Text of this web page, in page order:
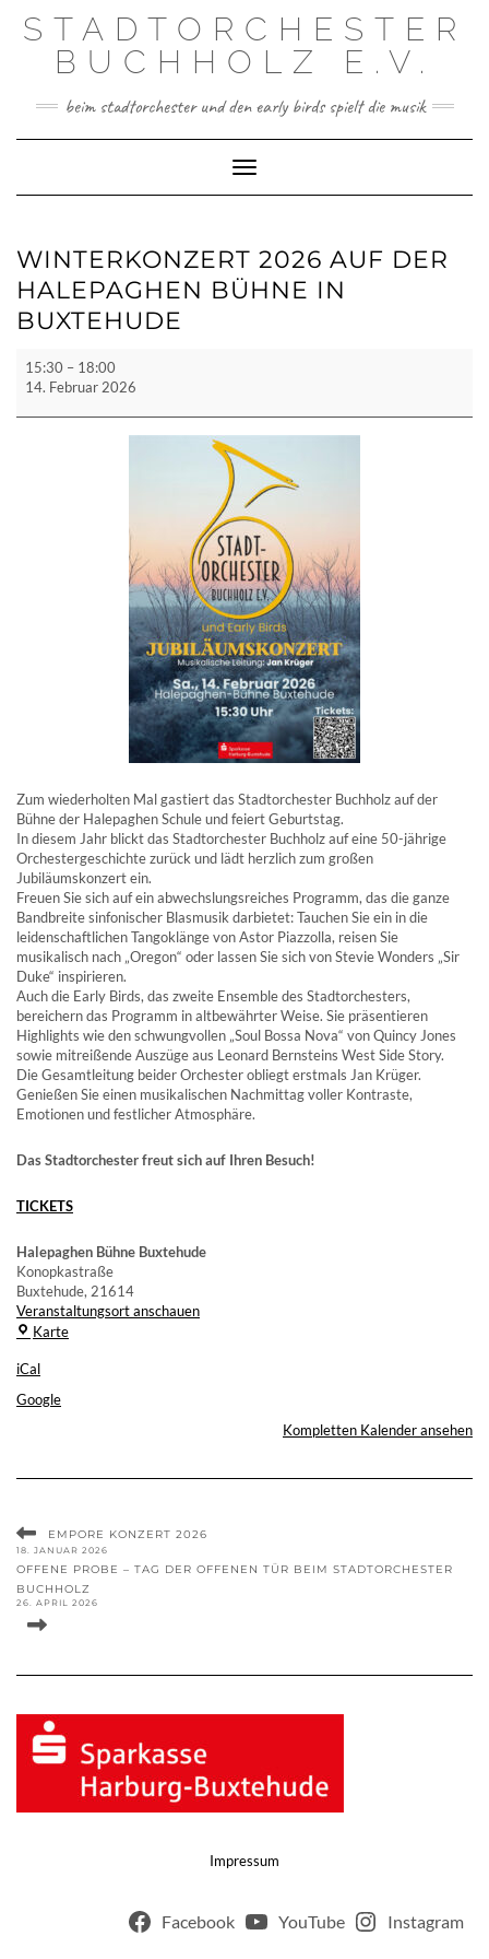
STADTORCHESTER
BUCHHOLZ E.V.
beim stadtorchester und den early birds spielt die musik
Toggle Navigation
WINTERKONZERT 2026 AUF DER
HALEPAGHEN BÜHNE IN
BUXTEHUDE
2026
auf
der
15:30 – 18:00
14. Februar 2026
Zum wiederholten Mal gastiert das Stadtorchester Buchholz auf der
Bühne der Halepaghen Schule und feiert Geburtstag.
In diesem Jahr blickt das Stadtorchester Buchholz auf eine 50-jährige
Orchestergeschichte zurück und lädt herzlich zum großen
Jubiläumskonzert ein.
Freuen Sie sich auf ein abwechslungsreiches Programm, das die ganze
Bandbreite sinfonischer Blasmusik darbietet: Tauchen Sie ein in die
leidenschaftlichen Tangoklänge von Astor Piazzolla, reisen Sie
musikalisch nach „Oregon“ oder lassen Sie sich von Stevie Wonders „Sir
Duke“ inspirieren.
Auch die Early Birds, das zweite Ensemble des Stadtorchesters,
bereichern das Programm in altbewährter Weise. Sie präsentieren
Highlights wie den schwungvollen „Soul Bossa Nova“ von Quincy Jones
sowie mitreißende Auszüge aus Leonard Bernsteins West Side Story.
Die Gesamtleitung beider Orchester obliegt erstmals Jan Krüger.
Genießen Sie einen musikalischen Nachmittag voller Kontraste,
Emotionen und festlicher Atmosphäre.
Das Stadtorchester freut sich auf Ihren Besuch!
TICKETS
Halepaghen Bühne Buxtehude
Konopkastraße
Buxtehude, 21614
Veranstaltungsort anschauen
KarteHalepaghen
iCal
Google
Kompletten Kalender ansehen
EMPORE KONZERT 2026
18. JANUAR 2026
OFFENE PROBE – TAG DER OFFENEN TÜR BEIM STADTORCHESTER
BUCHHOLZ
26. APRIL 2026
Impressum
Facebook YouTube Instagram